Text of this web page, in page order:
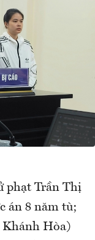
phạt Trần Thị
án 8 năm tù;
Khánh Hòa)